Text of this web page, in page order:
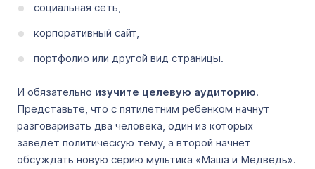
социальная сеть,
корпоративный сайт,
портфолио или другой вид страницы.
И обязательно изучите целевую аудиторию.
Представьте, что с пятилетним ребенком начнут
разговаривать два человека, один из которых
заведет политическую тему, а второй начнет
обсуждать новую серию мультика «Маша и Медведь».